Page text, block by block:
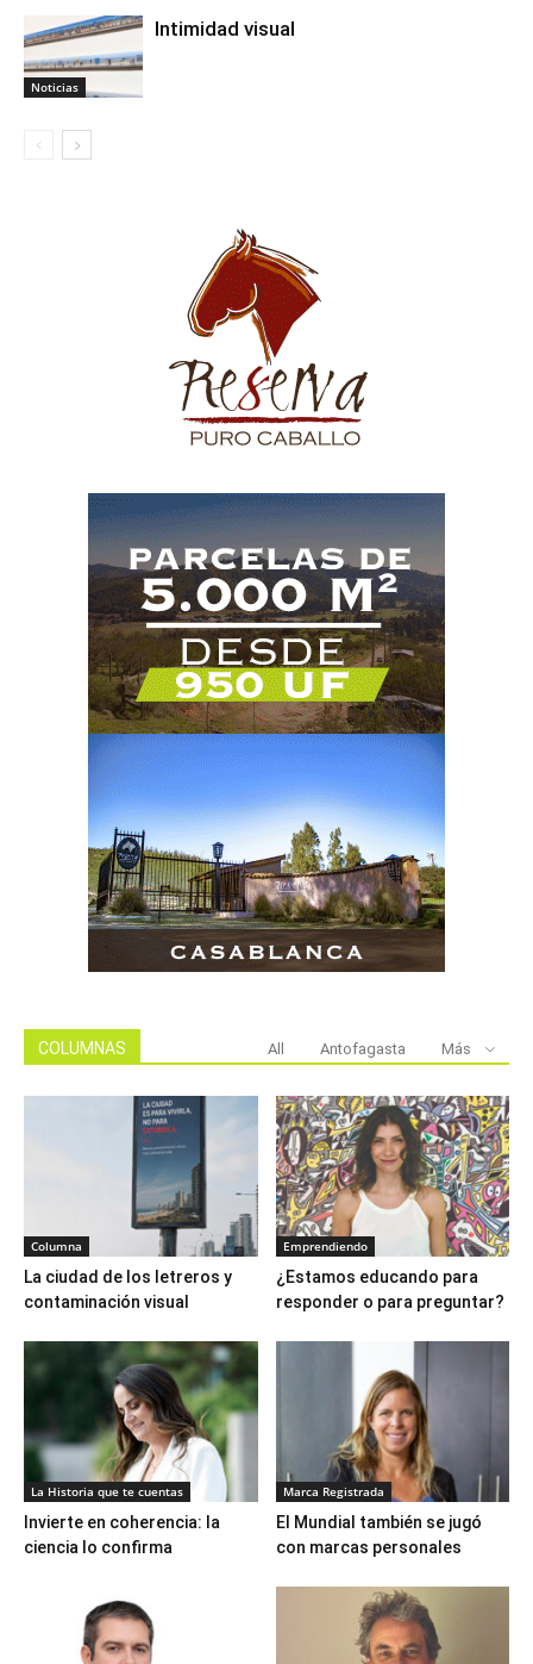
Noticias
Intimidad visual
COLUMNAS All Antofagasta Más
Columna
La ciudad de los letreros y
contaminación visual
Emprendiendo
¿Estamos educando para
responder o para preguntar?
La Historia que te cuentas
Invierte en coherencia: la
ciencia lo confirma
Marca Registrada
El Mundial también se jugó
con marcas personales